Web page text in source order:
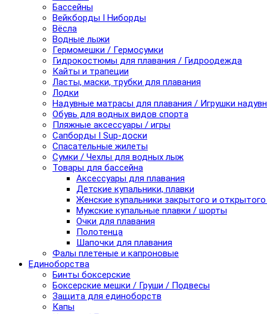
Бассейны
Вейкборды I Ниборды
Вёсла
Водные лыжи
Гермомешки / Гермосумки
Гидрокостюмы для плавания / Гидроодежда
Кайты и трапеции
Ласты, маски, трубки для плавания
Лодки
Надувные матрасы для плавания / Игрушки
Обувь для водных видов спорта
Пляжные аксессуары / игры
Сапборды I Sup-доски
Спасательные жилеты
Сумки / Чехлы для водных лыж
Товары для бассейна
Аксессуары для плавания
Детские купальники, плавки
Женские купальники закрытого и
Мужские купальные плавки / шорты
Очки для плавания
Полотенца
Шапочки для плавания
Фалы плетеные и капроновые
Единоборства
Бинты боксерские
Боксерские мешки / Груши / Подвесы
Защита для единоборств
Капы